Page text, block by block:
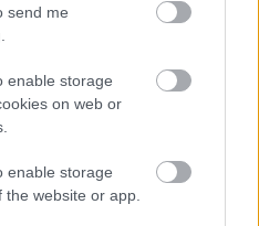
send me
enable storage
on web or
enable storage
website or app.
A beruházás számos
a csapadékvíz helyben
hanem az okosan működő